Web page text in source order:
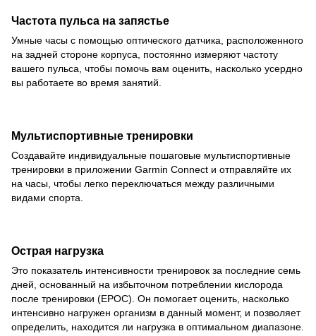
Частота пульса на запястье
Умные часы с помощью оптического датчика, расположенного
на задней стороне корпуса, постоянно измеряют частоту
вашего пульса, чтобы помочь вам оценить, насколько усердно
вы работаете во время занятий.
Мультиспортивные тренировки
Создавайте индивидуальные пошаговые мультиспортивные
тренировки в приложении Garmin Connect и отправляйте их
на часы, чтобы легко переключаться между различными
видами спорта.
Острая нагрузка
Это показатель интенсивности тренировок за последние семь
дней, основанный на избыточном потреблении кислорода
после тренировки (EPOC). Он помогает оценить, насколько
интенсивно нагружен организм в данный момент, и позволяет
определить, находится ли нагрузка в оптимальном диапазоне.